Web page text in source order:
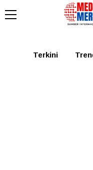
Tabagsel
Terkini